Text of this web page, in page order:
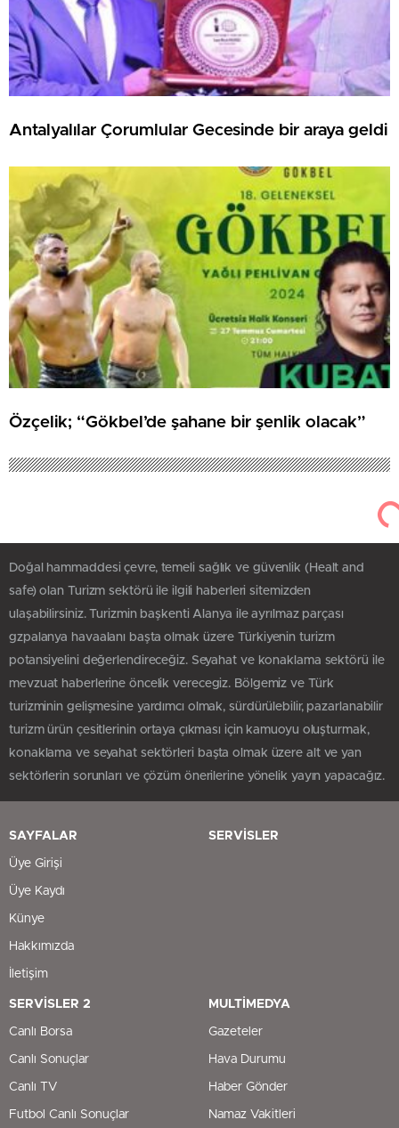
Antalyalılar Çorumlular Gecesinde bir araya geldi
Özçelik; “Gökbel’de şahane bir şenlik olacak”
Doğal hammaddesi çevre, temeli sağlık ve güvenlik (Healt and
safe) olan Turizm sektörü ile ilgili haberleri sitemizden
ulaşabilirsiniz. Turizmin başkenti Alanya ile ayrılmaz parçası
gzpalanya havaalanı başta olmak üzere Türkiyenin turizm
potansiyelini değerlendireceğiz. Seyahat ve konaklama sektörü ile
mevzuat haberlerine öncelik verecegiz. Bölgemiz ve Türk
turizminin gelişmesine yardımcı olmak, sürdürülebilir, pazarlanabilir
turizm ürün çesitlerinin ortaya çıkması için kamuoyu oluşturmak,
konaklama ve seyahat sektörleri başta olmak üzere alt ve yan
sektörlerin sorunları ve çözüm önerilerine yönelik yayın yapacağız.
SAYFALAR
Üye Girişi
Üye Kaydı
Künye
Hakkımızda
İletişim
SERVİSLER
SERVİSLER 2
Canlı Borsa
Canlı Sonuçlar
Canlı TV
Futbol Canlı Sonuçlar
MULTİMEDYA
Gazeteler
Hava Durumu
Haber Gönder
Namaz Vakitleri